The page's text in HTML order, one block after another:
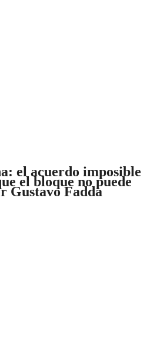
el acuerdo imposible
el bloque no puede
Gustavo Fadda